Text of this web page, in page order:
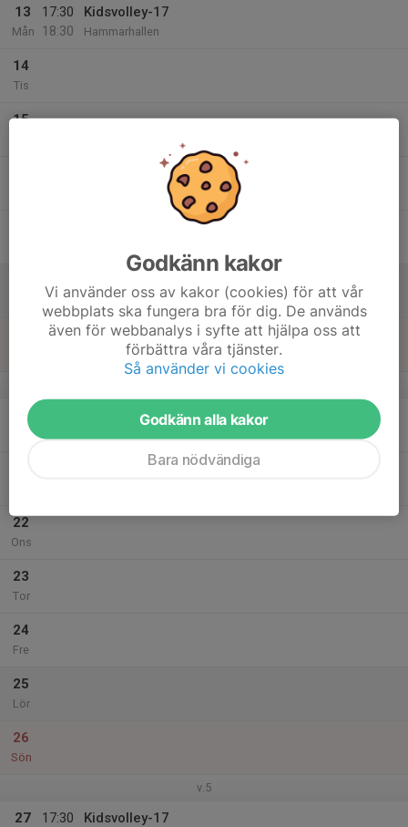
13
Mån
17:30
18:30
Kidsvolley-17
Hammarhallen
14
Tis
15
20
Mån
Kidsvolley-17
22
Ons
23
Tor
24
Fre
25
Lör
26
Sön
v.5
27
17:30
Kidsvolley-17
Godkänn kakor
Vi använder oss av kakor (cookies) för att vår
webbplats ska fungera bra för dig. De används
även för webbanalys i syfte att hjälpa oss att
förbättra våra tjänster.
Så använder vi cookies
Godkänn alla kakor
Bara nödvändiga